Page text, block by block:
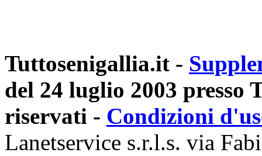
Tuttosenigallia.it -
del 24 luglio 2003
riservati - Condizioni
Lanetservice s.r.l.s. via